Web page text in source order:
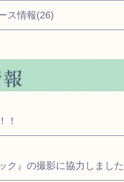
ス情報(26)
！
ク』の撮影に協力しまし